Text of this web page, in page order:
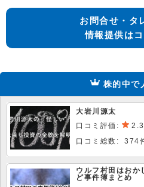
お問合せ・タ
情報提供は
株的中で
大岩川源太
口コミ評価:
口コミ総数: 374
ウルフ村田はおか
ど事件簿まとめ